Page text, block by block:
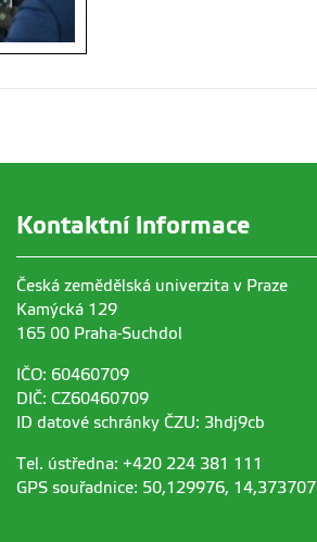
Kontaktní informace
Česká zemědělská univerzita v Praze
Kamýcká 129
165 00 Praha-Suchdol
IČO: 60460709
DIČ: CZ60460709
ID datové schránky ČZU: 3hdj9cb
Tel. ústředna: +420 224 381 111
GPS souřadnice: 50,129976, 14,373707